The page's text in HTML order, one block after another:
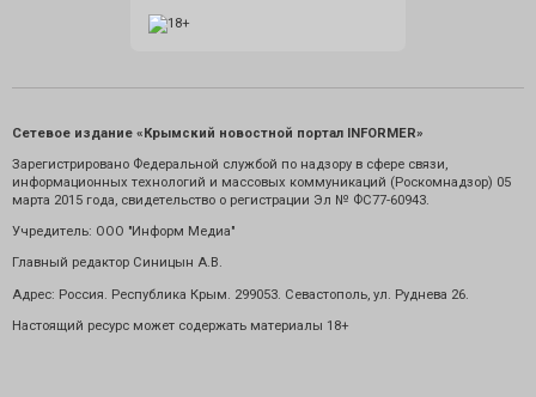
Сетевое издание «Крымский новостной портал INFORMER»
Зарегистрировано Федеральной службой по надзору в сфере связи,
информационных технологий и массовых коммуникаций (Роскомнадзор) 05
марта 2015 года, свидетельство о регистрации Эл № ФС77-60943.
Учредитель: ООО "Информ Медиа"
Главный редактор Синицын А.В.
Адрес: Россия. Республика Крым. 299053. Севастополь, ул. Руднева 26.
Настоящий ресурс может содержать материалы 18+